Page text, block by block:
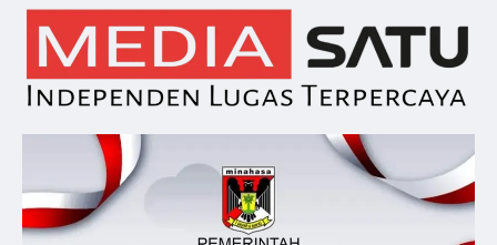
Skip
content